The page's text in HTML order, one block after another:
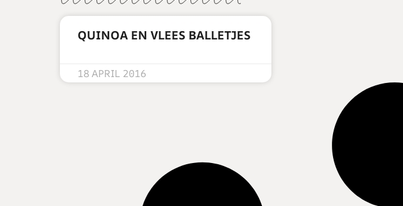
QUINOA EN VLEES BALLETJES
18 APRIL 2016